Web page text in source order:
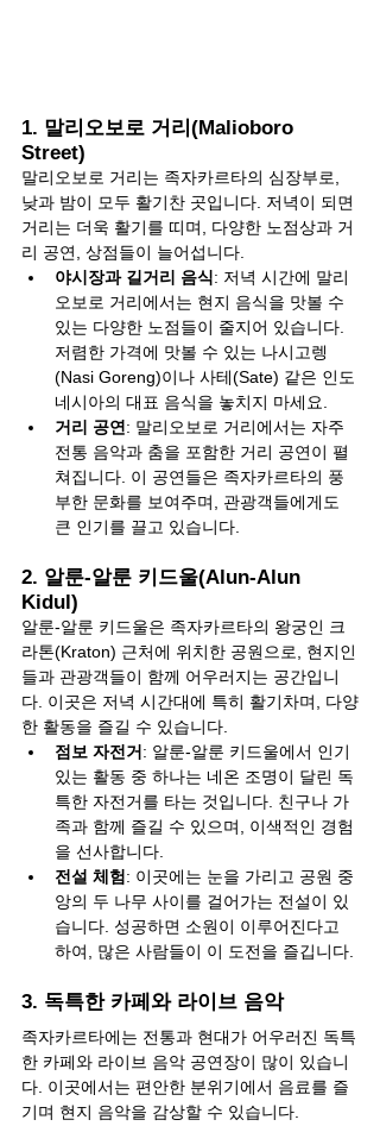
1. 말리오보로 거리(Malioboro
Street)
말리오보로 거리는 족자카르타의 심장부로,
낮과 밤이 모두 활기찬 곳입니다. 저녁이 되면
거리는 더욱 활기를 띠며, 다양한 노점상과 거
리 공연, 상점들이 늘어섭니다.
야시장과 길거리 음식: 저녁 시간에 말리
오보로 거리에서는 현지 음식을 맛볼 수
있는 다양한 노점들이 줄지어 있습니다.
저렴한 가격에 맛볼 수 있는 나시고렝
(Nasi Goreng)이나 사테(Sate) 같은 인도
네시아의 대표 음식을 놓치지 마세요.
거리 공연 : 말리오보로 거리에서는 자주
전통 음악과 춤을 포함한 거리 공연이 펼
쳐집니다. 이 공연들은 족자카르타의 풍
부한 문화를 보여주며, 관광객들에게도
큰 인기를 끌고 있습니다.
2. 알룬-알룬 키드울(Alun-Alun
Kidul)
알룬-알룬 키드울은 족자카르타의 왕궁인 크
라톤(Kraton) 근처에 위치한 공원으로, 현지인
들과 관광객들이 함께 어우러지는 공간입니
다. 이곳은 저녁 시간대에 특히 활기차며, 다양
한 활동을 즐길 수 있습니다.
점보 자전거 : 알룬-알룬 키드울에서 인기
있는 활동 중 하나는 네온 조명이 달린 독
특한 자전거를 타는 것입니다. 친구나 가
족과 함께 즐길 수 있으며, 이색적인 경험
을 선사합니다.
전설 체험: 이곳에는 눈을 가리고 공원 중
앙의 두 나무 사이를 걸어가는 전설이 있
습니다. 성공하면 소원이 이루어진다고
하여, 많은 사람들이 이 도전을 즐깁니다.
3. 독특한 카페와 라이브 음악
족자카르타에는 전통과 현대가 어우러진 독특
한 카페와 라이브 음악 공연장이 많이 있습니
다. 이곳에서는 편안한 분위기에서 음료를 즐
기며 현지 음악을 감상할 수 있습니다.